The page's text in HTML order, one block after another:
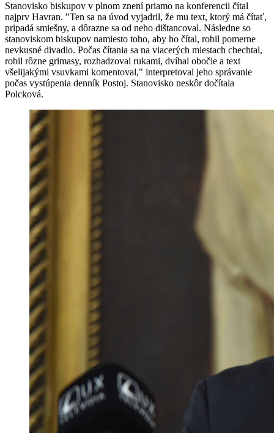
Stanovisko biskupov v plnom znení priamo na konferencii čítal
najprv Havran. "Ten sa na úvod vyjadril, že mu text, ktorý má čítať,
pripadá smiešny, a dôrazne sa od neho dištancoval. Následne so
stanoviskom biskupov namiesto toho, aby ho čítal, robil pomerne
nevkusné divadlo. Počas čítania sa na viacerých miestach chechtal,
robil rôzne grimasy, rozhadzoval rukami, dvíhal obočie a text
všelijakými vsuvkami komentoval," interpretoval jeho správanie
počas vystúpenia denník Postoj. Stanovisko neskôr dočítala
Polcková.